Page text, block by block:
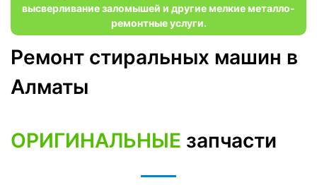
высверливание заломышей и другие мелкие металло-
ремонтные услуги.
Ремонт стиральных машин в
Алматы
ОРИГИНАЛЬНЫЕ запчасти